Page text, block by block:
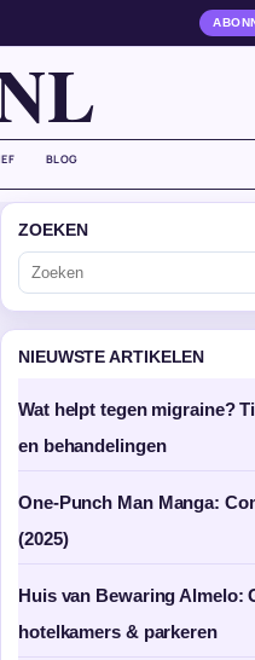
BLOG
ZOEKEN
NIEUWSTE ARTIKELEN
Wat helpt tegen migraine?
en behandelingen
One-Punch Man Manga:
(2025)
Huis van Bewaring Almelo:
hotelkamers & parkeren